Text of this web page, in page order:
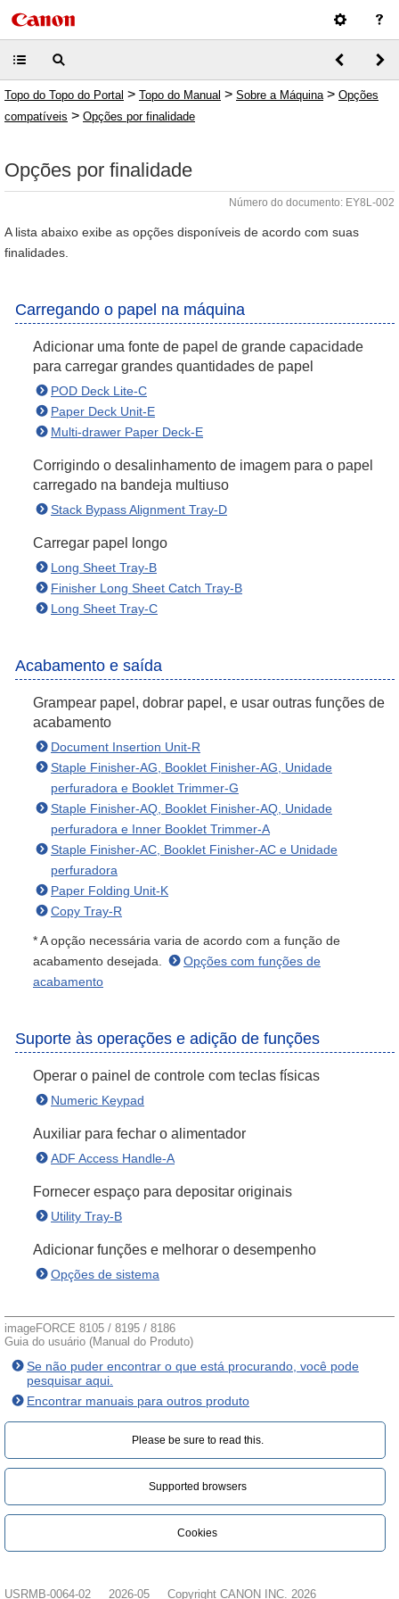
Topo do Topo do Portal > Topo do Manual > Sobre a Máquina > Opções
compatíveis > Opções por finalidade
Opções por finalidade
Número do documento: EY8L-002
A lista abaixo exibe as opções disponíveis de acordo com suas
finalidades.
Carregando o papel na máquina
Adicionar uma fonte de papel de grande capacidade
para carregar grandes quantidades de papel
POD Deck Lite-C
Paper Deck Unit-E
Multi-drawer Paper Deck-E
Corrigindo o desalinhamento de imagem para o papel
carregado na bandeja multiuso
Stack Bypass Alignment Tray-D
Carregar papel longo
Long Sheet Tray-B
Finisher Long Sheet Catch Tray-B
Long Sheet Tray-C
Acabamento e saída
Grampear papel, dobrar papel, e usar outras funções de
acabamento
Document Insertion Unit-R
Staple Finisher-AG, Booklet Finisher-AG, Unidade
perfuradora e Booklet Trimmer-G
Staple Finisher-AQ, Booklet Finisher-AQ, Unidade
perfuradora e Inner Booklet Trimmer-A
Staple Finisher-AC, Booklet Finisher-AC e Unidade
perfuradora
Paper Folding Unit-K
Copy Tray-R
* A opção necessária varia de acordo com a função de
acabamento desejada.
Opções com funções de
acabamento
Suporte às operações e adição de funções
Operar o painel de controle com teclas físicas
Numeric Keypad
Auxiliar para fechar o alimentador
ADF Access Handle-A
Fornecer espaço para depositar originais
Utility Tray-B
Adicionar funções e melhorar o desempenho
Opções de sistema
imageFORCE 8105 / 8195 / 8186
Guia do usuário (Manual do Produto)
Se não puder encontrar o que está procurando, você pode
pesquisar aqui.
Encontrar manuais para outros produto
Please be sure to read this.‎
Supported browsers
Cookies
USRMB-0064-02 2026-05 Copyright CANON INC. 2026